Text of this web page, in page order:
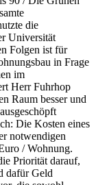
die
Universität
Folgen ist für
in Frage
im
Herr Fuhrhop
Raum besser und
Die Kosten eines
notwendigen
/ Wohnung.
Priorität darauf,
dafür Geld